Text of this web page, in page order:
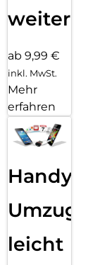
weiter
ab 9,99 €
inkl. MwSt.
Mehr
erfahren
Handy
Umzug
leicht